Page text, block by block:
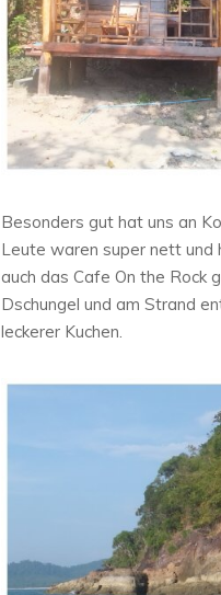
Besonders gut hat uns an
Leute waren super nett und
auch das Cafe On the Rock
Dschungel und am Strand
leckerer Kuchen.